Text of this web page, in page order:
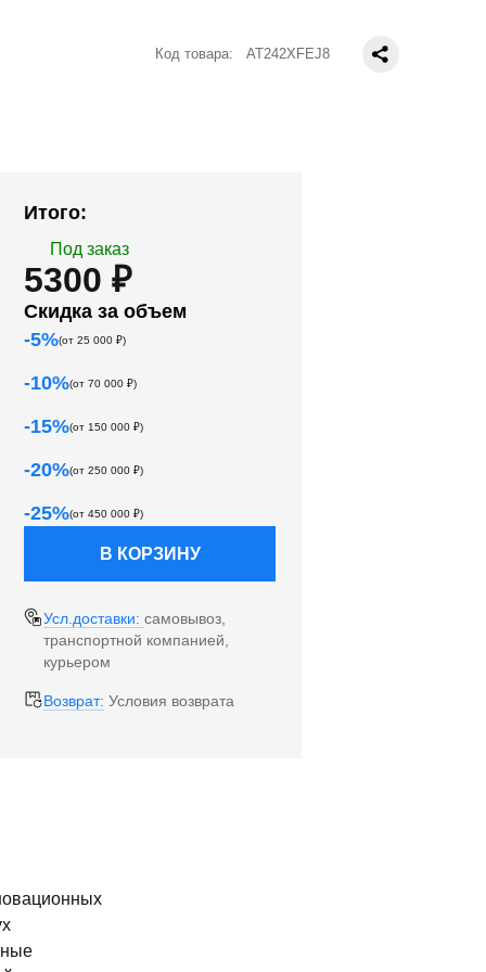
Код товара: AT242XFEJ8
Итого:
Под заказ
5300 ₽
Скидка за объем
-5%(от25 000 ₽)
-10%(от70 000 ₽)
-15%(от 150 000 ₽)
-20%(от250 000 ₽)
-25%(от450 000 ₽)
В КОРЗИНУ
Усл.доставки:самовывоз,
транспортной компанией,
курьером
Возврат: Условия возврата